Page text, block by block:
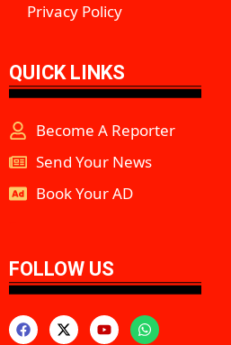
Privacy Policy
QUICK LINKS
Become A Reporter
Send Your News
Book Your AD
FOLLOW US